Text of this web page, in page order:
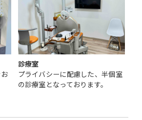
診療室
プライバシーに配慮した、半個室
の診療室となっております。